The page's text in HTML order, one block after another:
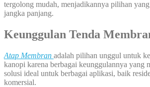
tergolong mudah, menjadikannya pilihan
jangka panjang.
Keunggulan Tenda
Atap Membran adalah pilihan unggul untuk
kanopi karena berbagai keunggulannya yang
solusi ideal untuk berbagai aplikasi, baik
komersial.